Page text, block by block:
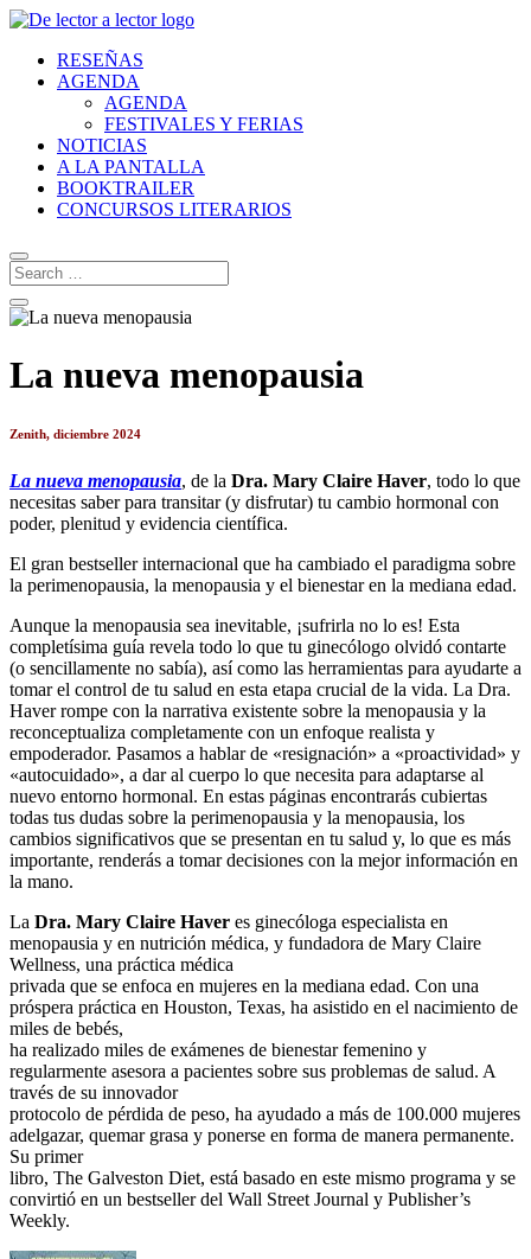
RESEÑAS
AGENDA
AGENDA
FESTIVALES Y FERIAS
NOTICIAS
A LA PANTALLA
BOOKTRAILER
CONCURSOS LITERARIOS
La nueva menopausia
Zenith, diciembre 2024
La nueva menopausia, de la Dra. Mary Claire Haver, todo lo que
necesitas saber para transitar (y disfrutar) tu cambio hormonal con
poder, plenitud y evidencia científica.
El gran bestseller internacional que ha cambiado el paradigma sobre
la perimenopausia, la menopausia y el bienestar en la mediana edad.
Aunque la menopausia sea inevitable, ¡sufrirla no lo es! Esta
completísima guía revela todo lo que tu ginecólogo olvidó contarte
(o sencillamente no sabía), así como las herramientas para ayudarte a
tomar el control de tu salud en esta etapa crucial de la vida. La Dra.
Haver rompe con la narrativa existente sobre la menopausia y la
reconceptualiza completamente con un enfoque realista y
empoderador. Pasamos a hablar de «resignación» a «proactividad» y
«autocuidado», a dar al cuerpo lo que necesita para adaptarse al
nuevo entorno hormonal. En estas páginas encontrarás cubiertas
todas tus dudas sobre la perimenopausia y la menopausia, los
cambios significativos que se presentan en tu salud y, lo que es más
importante, renderás a tomar decisiones con la mejor información en
la mano.
La Dra. Mary Claire Haver es ginecóloga especialista en
menopausia y en nutrición médica, y fundadora de Mary Claire
Wellness, una práctica médica
privada que se enfoca en mujeres en la mediana edad. Con una
próspera práctica en Houston, Texas, ha asistido en el nacimiento de
miles de bebés,
ha realizado miles de exámenes de bienestar femenino y
regularmente asesora a pacientes sobre sus problemas de salud. A
través de su innovador
protocolo de pérdida de peso, ha ayudado a más de 100.000 mujeres
adelgazar, quemar grasa y ponerse en forma de manera permanente.
Su primer
libro, The Galveston Diet, está basado en este mismo programa y se
convirtió en un bestseller del Wall Street Journal y Publisher’s
Weekly.